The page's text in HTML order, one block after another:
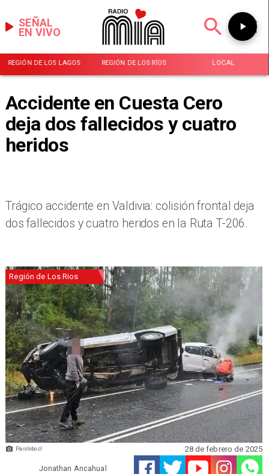
EN VIVO
SEÑAL
REGIÓN DE LOS LAGOS REGIÓN DE LOS RÍOS LOCAL
Accidente en Cuesta Cero
deja dos fallecidos y cuatro
heridos
​Trágico accidente en Valdivia: colisión frontal deja
dos fallecidos y cuatro heridos en la Ruta T-206.
Paislobo.cl
Región de Los Rios
Jonathan Ancahual
28 de febrero de 2025